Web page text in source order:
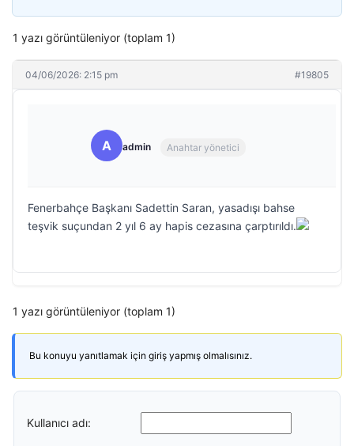
1 yazı görüntüleniyor (toplam 1)
04/06/2026: 2:15 pm #19805
A admin Anahtar yönetici
Fenerbahçe Başkanı Sadettin Saran, yasadışı bahse
teşvik suçundan 2 yıl 6 ay hapis cezasına çarptırıldı.
1 yazı görüntüleniyor (toplam 1)
Bu konuyu yanıtlamak için giriş yapmış olmalısınız.
Kullanıcı adı: